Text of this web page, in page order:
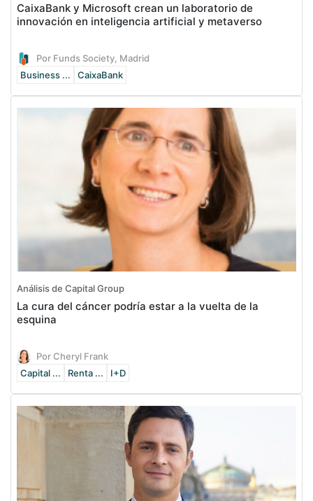
CaixaBank y Microsoft crean un laboratorio de
innovación en inteligencia artificial y metaverso
Por Funds Society, Madrid
Business ...
CaixaBank
Análisis de Capital Group
La cura del cáncer podría estar a la vuelta de la
esquina
Por Cheryl Frank
Capital ...
Renta ... I+D